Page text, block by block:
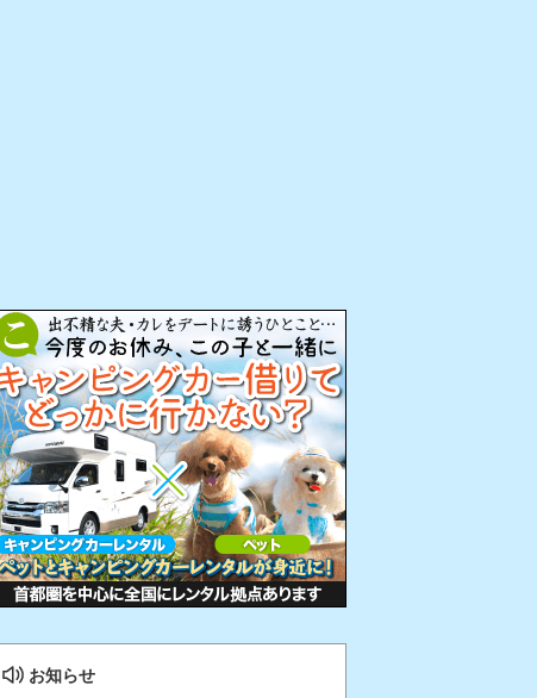
お知らせ